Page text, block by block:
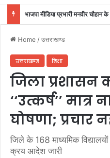
Home /उत्तराखण्ड
उत्तराखण्ड शिक्षा
जिला प्रशासन
‘‘उत्कर्ष’’
घोषणा; प्रचार
जिले के 168 माध्यमिक
क्रय आदेश जारी